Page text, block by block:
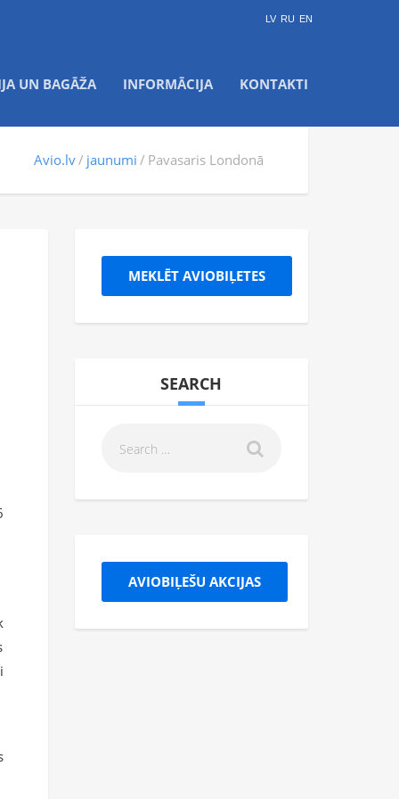
LV RU EN
UN BAGĀŽA INFORMĀCIJA KONTAKTI
Avio.lv jaunumi Pavasaris Londonā
MEKLĒT AVIOBIĻETES
SEARCH
AVIOBIĻEŠU AKCIJAS